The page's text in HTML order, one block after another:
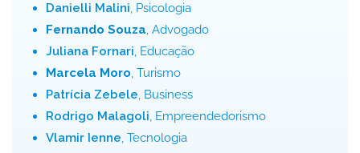
Danielli Malini, Psicologia
Fernando Souza, Advogado
Juliana Fornari, Educação
Marcela Moro, Turismo
Patrícia Zebele, Business
Rodrigo Malagoli, Empreendedorismo
Vlamir Ienne, Tecnologia